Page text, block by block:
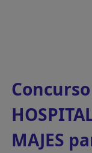
MAJES